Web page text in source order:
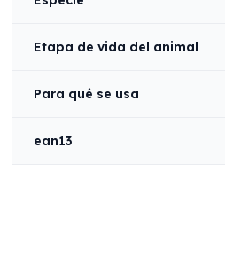
Etapa de vida del animal
Para qué se usa
ean13